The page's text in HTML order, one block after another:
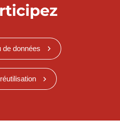
de données